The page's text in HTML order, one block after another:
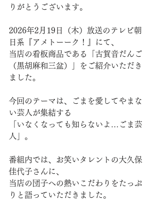
りがとうございます。
2026年2月19日（木）放送のテレビ朝
日系『アメトーーク！』にて、
当店の看板商品である「古賀音だんご
（黒胡麻和三盆）」をご紹介いただき
ました。
今回のテーマは、ごまを愛してやまな
い芸人が集結する
「いなくなっても知らないよ…ごま芸
人」。
番組内では、お笑いタレントの大久保
佳代子さんに、
当店の団子への熱いこだわりをたっぷ
りと語っていただきました。